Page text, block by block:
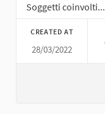
Soggetti coinvolti...
CREATED AT
28/03/2022